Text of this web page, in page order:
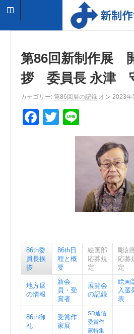
第86回新制作展
拶 委員長 永津
カテゴリー: 第86回展の記録 オン 2023年
F
T
n
86th委
員長挨
拶
86th日
程と概
要
絵画部
応募規
定
彫刻
応募
定
地方展
の情報
新会
員・受
賞者
展覧会
の記録
絵画
入選
表
86th御
礼
受賞作
家展
SD通信
受賞作
家特集